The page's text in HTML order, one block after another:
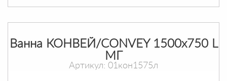
Ванна КОНВЕЙ/CONVEY 1500х750 L
МГ
Артикул: 01кон1575л